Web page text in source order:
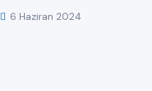
6 Haziran 2024